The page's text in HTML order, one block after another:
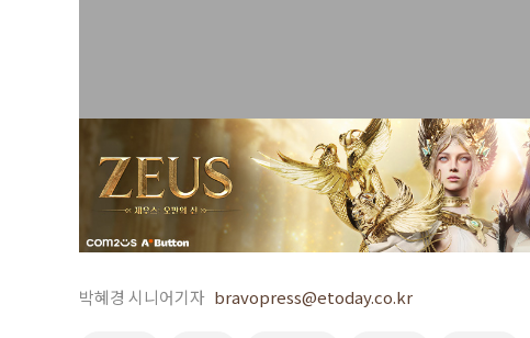
박혜경 시니어기자 bravopress@etoday.co.kr